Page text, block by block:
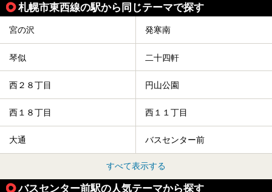
今回は、そんな「休日ビルヂング」の魅力を5つのポイント
札幌市東西線の駅から同じテーマで探す
宮の沢 発寒南
琴似 二十四軒
西２８丁目 円山公園
西１８丁目 西１１丁目
大通 バスセンター前
すべて表示する
バスセンター前駅の人気テーマから探す